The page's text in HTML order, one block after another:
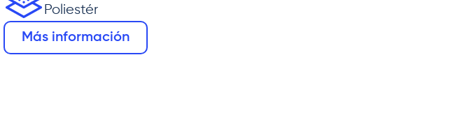
Poliestér
Más información